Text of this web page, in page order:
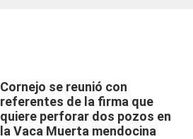
Cornejo se reunió con
referentes de la firma que
quiere perforar dos pozos en
la Vaca Muerta mendocina